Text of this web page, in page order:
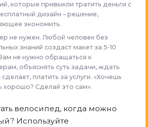
которые привыкли тратить деньги с
дизайн – решение,
экономить.
не нужен. Любой человек без
знаний создаст макет за 5-10
не нужно обращаться к
объяснять суть задачи, ждать
платить за услуги. «Хочешь
хорошо? Сделай это сам».
велосипед, когда можно
Используйте